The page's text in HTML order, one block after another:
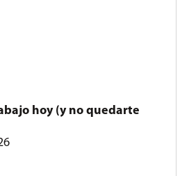
hoy (y no quedarte